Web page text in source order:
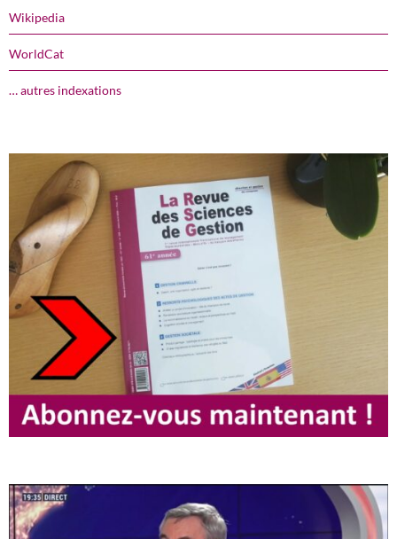
Wikipedia
WorldCat
… autres indexations